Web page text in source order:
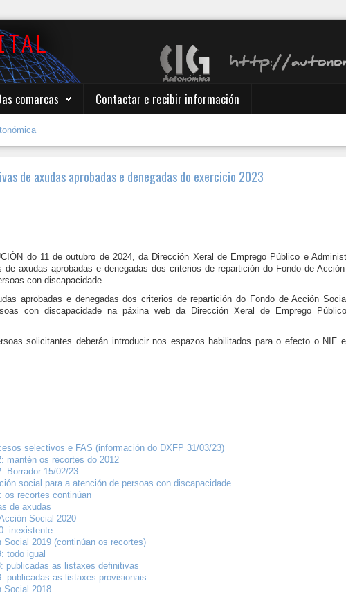
comarcas Contactar e recibir información
de axudas aprobadas e denegadas do exercicio 2023
do 11 de outubro de 2024, da Dirección Xeral de Emprego Público e
axudas aprobadas e denegadas dos criterios de repartición do Fondo de
con discapacidade.
aprobadas e denegadas dos criterios de repartición do Fondo de Acción
con discapacidade na páxina web da Dirección Xeral de Emprego
solicitantes deberán introducir nos espazos habilitados para o efecto o NIF
selectivos e FAS (información do DXFP 31/03/23)
mantén os recortes do 2012
Borrador 15/02/23
social para a atención de persoas con discapacidade
os recortes continúan
de axudas
Social 2020
inexistente
2019 (continúan os recortes)
todo igual
publicadas as listaxes definitivas
publicadas as listaxes provisionais
Social 2018